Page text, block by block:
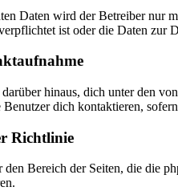
Daten wird der Betreiber nur
ist oder die Daten zur
hinaus, dich unter den
dich kontaktieren,
Richtlinie
Bereich der Seiten, die die